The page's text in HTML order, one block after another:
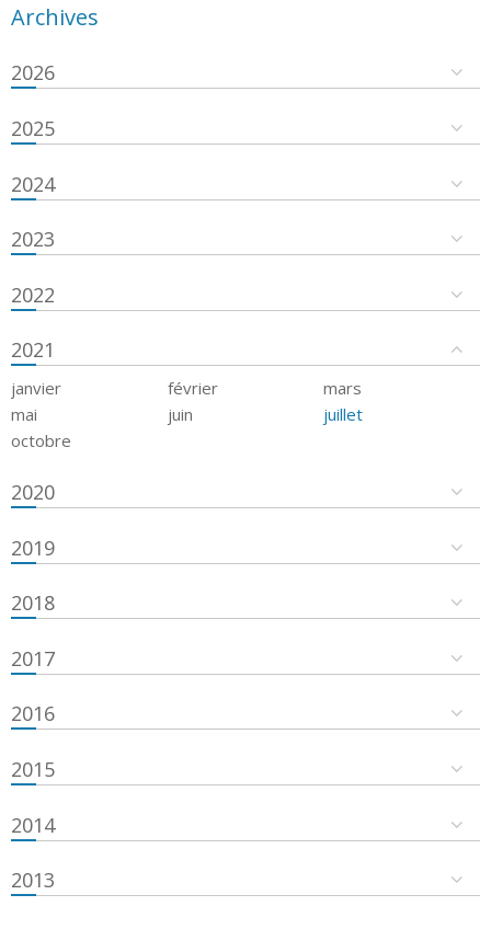
Archives
2026
2025
2024
2023
2022
2021
janvier février
mars
mai
juin
juillet
octobre
2020
2019
2018
2017
2016
2015
2014
2013